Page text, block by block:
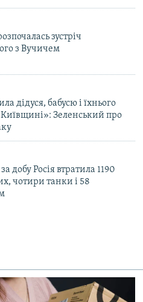
зустріч
з Вучичем
дідуся, бабусю і їхнього
Зеленський про
добу Росія втратила 1190
чотири танки і 58